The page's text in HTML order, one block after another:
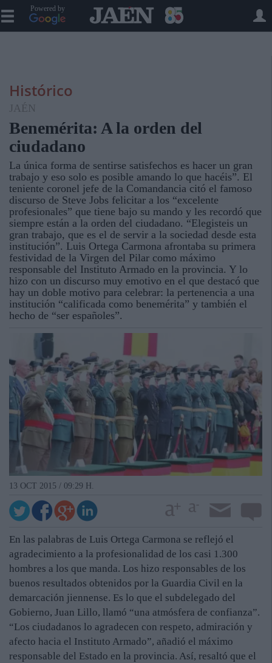
Powered by
Histórico
JAÉN
Benemérita: A la orden del
ciudadano
La única forma de sentirse satisfechos es hacer un gran
trabajo y eso solo es posible amando lo que hacéis”. El
teniente coronel jefe de la Comandancia citó el famoso
discurso de Steve Jobs felicitar a los “excelente
profesionales” que tiene bajo su mando y les recordó que
siempre están a la orden del ciudadano. “Elegisteis un
gran trabajo, que es el de servir a la sociedad desde esta
institución”. Luis Ortega Carmona afrontaba su primera
festividad de la Virgen del Pilar como máximo
responsable del Instituto Armado en la provincia. Y lo
hizo con un discurso muy emotivo en el que destacó que
hay un doble motivo para celebrar: la pertenencia a una
institución “calificada como benemérita” y también el
hecho de “ser españoles”.
13 OCT 2015 / 09:29 H.
En las palabras de Luis Ortega Carmona se reflejó el
agradecimiento a la profesionalidad de los casi 1.300
hombres a los que manda. Los hizo responsables de los
buenos resultados obtenidos por la Guardia Civil en la
demarcación jiennense. Es lo que el subdelegado del
Gobierno, Juan Lillo, llamó “una atmósfera de confianza”.
“Los ciudadanos lo agradecen con respeto, admiración y
afecto hacia el Instituto Armado”, añadió el máximo
responsable del Estado en la provincia. Así, resaltó que el